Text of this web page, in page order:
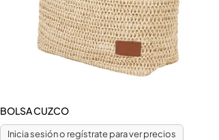
BOLSA CUZCO
Inicia sesión o regístrate para ver precios